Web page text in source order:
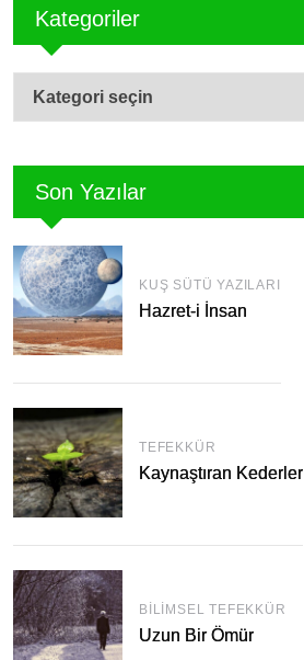
Kategoriler
Kategoriler
Son Yazılar
KUŞ SÜTÜ YAZILARI
Hazret-i İnsan
TEFEKKÜR
Kaynaştıran Kederler
BILIMSEL TEFEKKÜR
Uzun Bir Ömür